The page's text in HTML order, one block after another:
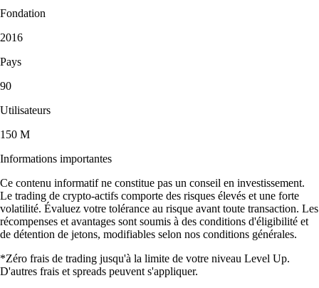
Fondation
2016
Pays
90
Utilisateurs
150 M
Informations importantes
Ce contenu informatif ne constitue pas un conseil en investissement.
Le trading de crypto-actifs comporte des risques élevés et une forte
volatilité. Évaluez votre tolérance au risque avant toute transaction. Les
récompenses et avantages sont soumis à des conditions d'éligibilité et
de détention de jetons, modifiables selon nos conditions générales.
*Zéro frais de trading jusqu'à la limite de votre niveau Level Up.
D'autres frais et spreads peuvent s'appliquer.